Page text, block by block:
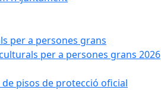
per a persones grans
per a persones grans 2026
de pisos de protecció oficial